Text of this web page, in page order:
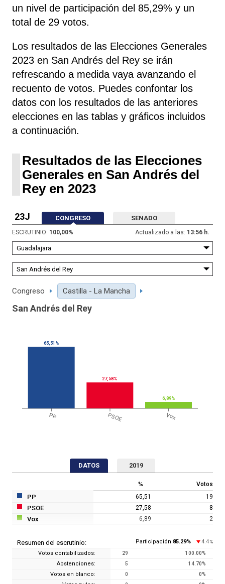
un nivel de participación del 85,29% y un
total de 29 votos.
Los resultados de las Elecciones Generales
2023 en San Andrés del Rey se irán
refrescando a medida vaya avanzando el
recuento de votos. Puedes confontar los
datos con los resultados de las anteriores
elecciones en las tablas y gráficos incluidos
a continuación.
Resultados de las Elecciones
Generales en San Andrés del
Rey en 2023
23J CONGRESO SENADO
ESCRUTINIO: 100,00% Actualizado a las: 13:56 h.
Congreso Castilla - La Mancha
San Andrés del Rey
PP PSOE Vox
65,51%
27,58%
6,89%
DATOS 2019
% Votos
PP 65,51 19
PSOE 27,58 8
Vox 6,89 2
Resumen del escrutinio: Participación 85.29% 4.4 %
Votos contabilizados: 29 100.00%
Abstenciones: 5 14.70%
Votos en blanco: 0 0%